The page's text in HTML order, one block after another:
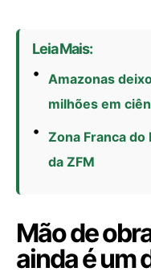
Leia Mais:
Amazonas
milhões em
Zona Franca do
da ZFM
Mão de
ainda é um